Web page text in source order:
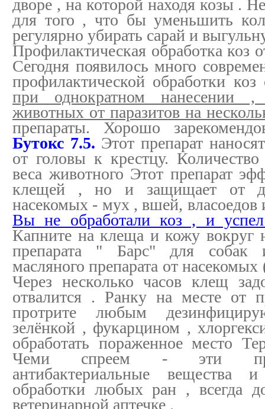
дворе , на которой находя козы .
для того , что бы уменьшить
регулярно убирать сарай и
Профилактическая обработка коз
Сегодня появилось много
профилактической обработки
при однократном нанесении ,
животных от паразитов на
препараты. Хорошо
Бутокс 7.5. Этот препарат
от головы к крестцу. Количество
веса животного Этот препарат
клещей , но и защищает от
насекомых - мух , вшей, власоедов
Вы не обработали коз , и
Капните на клеща и кожу вокруг
препарата " Барс" для собак
масляного препарата от
Через несколько часов клещ
отвалится . Ранку на месте от
протрите любым
зелёнкой , фукарцином ,
обработать пораженное место
Чеми спреем - эти
антибактериальные
обработки любых ран , всегда
ветеринарной аптечке .